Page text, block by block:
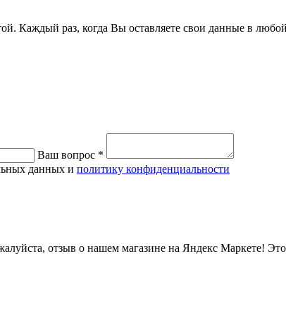
Каждый раз, когда Вы оставляете свои данные в
Ваш вопрос *
данных и политику конфиденциальности
отзыв о нашем магазине на Яндекс Маркете!